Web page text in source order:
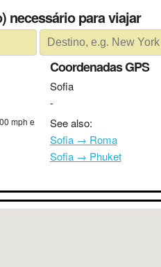
necessário para viajar
mph e
Coordenadas GPS
Sofia
-
See also:
Sofia → Roma
Sofia → Phuket